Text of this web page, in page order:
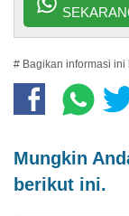
# Bagikan informasi ini
Mungkin
berikut ini.